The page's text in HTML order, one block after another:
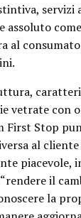
servizi
assoluto
al
vetrate con
First Stop
al
piacevole,
il
la